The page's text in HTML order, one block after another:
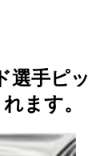
選手ピッ
ます。